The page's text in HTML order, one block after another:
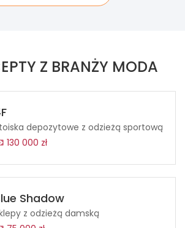
Z BRANŻY MODA
depozytowe z odzieżą sportową
130 000 zł
Shadow
z odzieżą damską